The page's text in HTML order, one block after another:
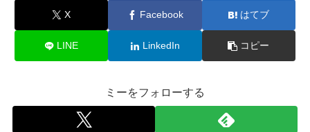
X Facebook はてブ
LINE LinkedIn コピー
ミーをフォローする